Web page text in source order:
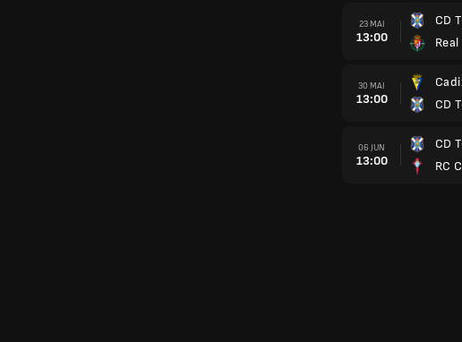
23 MAI
13:00
CD
30 MAI
13:00
CD
06 JUN
13:00
CD
RC